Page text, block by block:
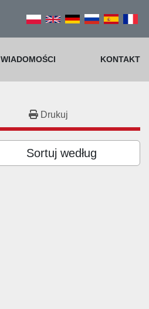
WIADOMOŚCI KONTAKT
Drukuj
Sortuj według